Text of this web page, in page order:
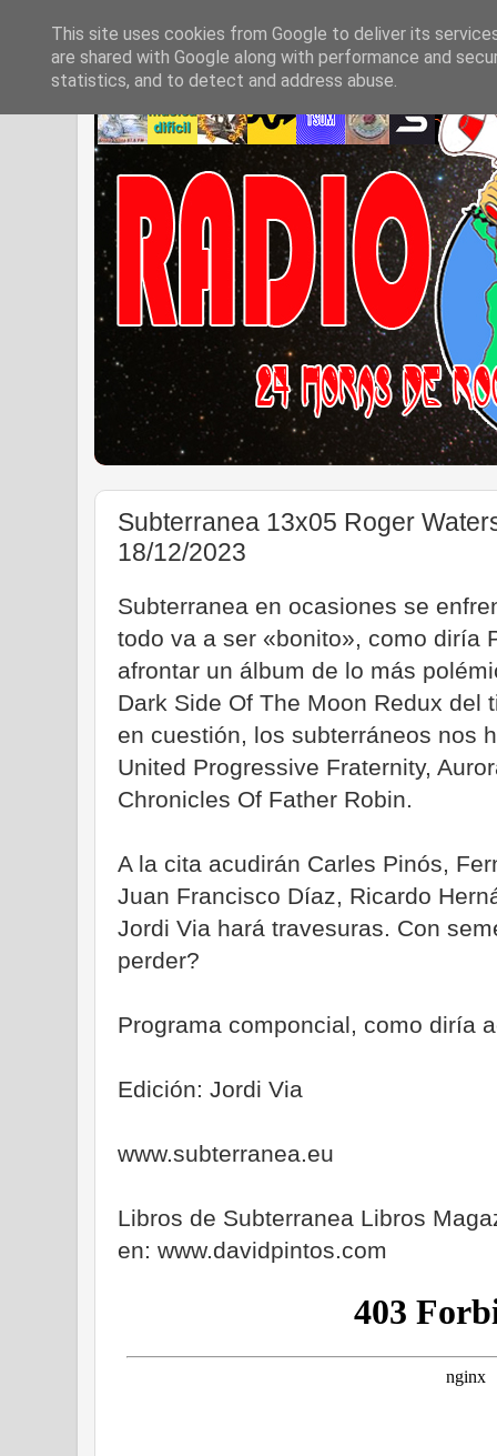
Subterranea 13x05 Roger
18/12/2023
Subterranea en ocasiones se
todo va a ser «bonito», como diría
afrontar un álbum de lo más
Dark Side Of The Moon Redux del
en cuestión, los subterráneos nos
United Progressive Fraternity,
Chronicles Of Father Robin.
A la cita acudirán Carles Pinós,
Juan Francisco Díaz, Ricardo
Jordi Via hará travesuras. Con
perder?
Programa componcial, como diría
Edición: Jordi Via
www.subterranea.eu
Libros de Subterranea Libros
en: www.davidpintos.com
This site uses cookies from Google to deliver its
are shared with Google along with performance and
statistics, and to detect and address abuse.